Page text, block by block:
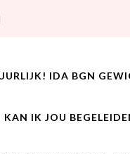
IDA BGN
KAN IK JOU